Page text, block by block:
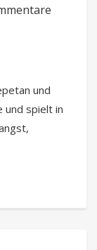
und
und spielt in